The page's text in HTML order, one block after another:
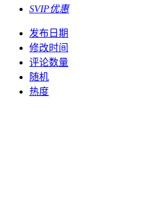
SVIP优惠
发布日期
修改时间
评论数量
随机
热度